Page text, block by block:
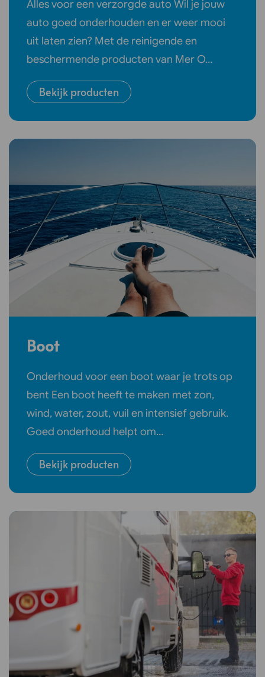
Alles voor een verzorgde auto Wil je jouw
auto goed onderhouden en er weer mooi
uit laten zien? Met de reinigende en
beschermende producten van Mer O…
Bekijk producten
Boot
Onderhoud voor een boot waar je trots op
bent Een boot heeft te maken met zon,
wind, water, zout, vuil en intensief gebruik.
Goed onderhoud helpt om…
Bekijk producten